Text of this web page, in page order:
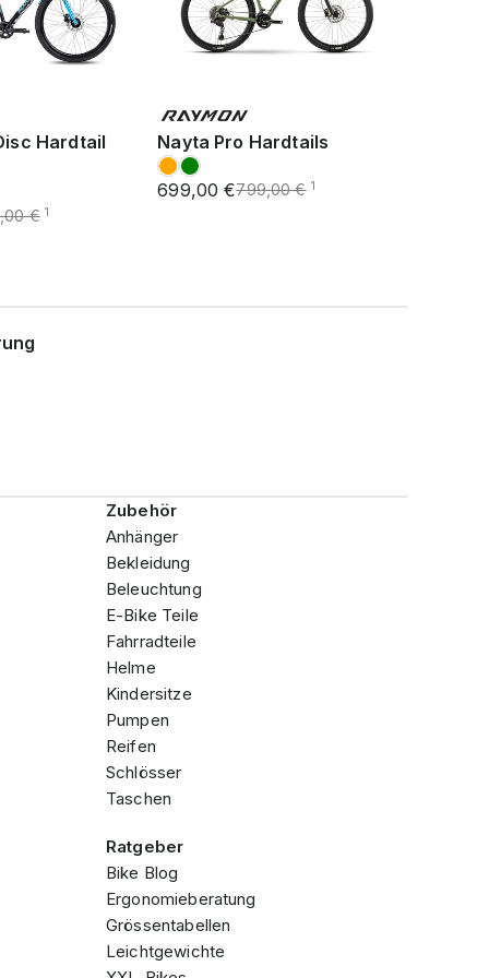
Hardtail
€ 1
Nayta Pro Hardtails
699,00 €799,00 € 1
Zubehör
Anhänger
Bekleidung
Beleuchtung
E-Bike Teile
Fahrradteile
Helme
Kindersitze
Pumpen
Reifen
Schlösser
Taschen
Ratgeber
Bike Blog
Ergonomieberatung
Grössentabellen
Leichtgewichte